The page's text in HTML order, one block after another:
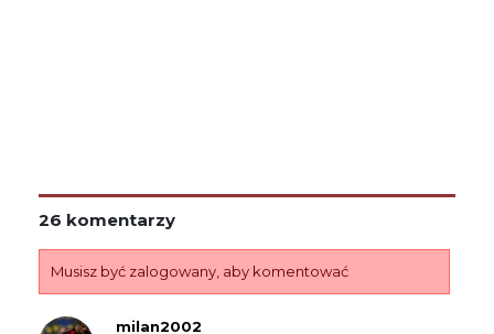
26 komentarzy
Musisz być zalogowany, aby komentować
milan2002